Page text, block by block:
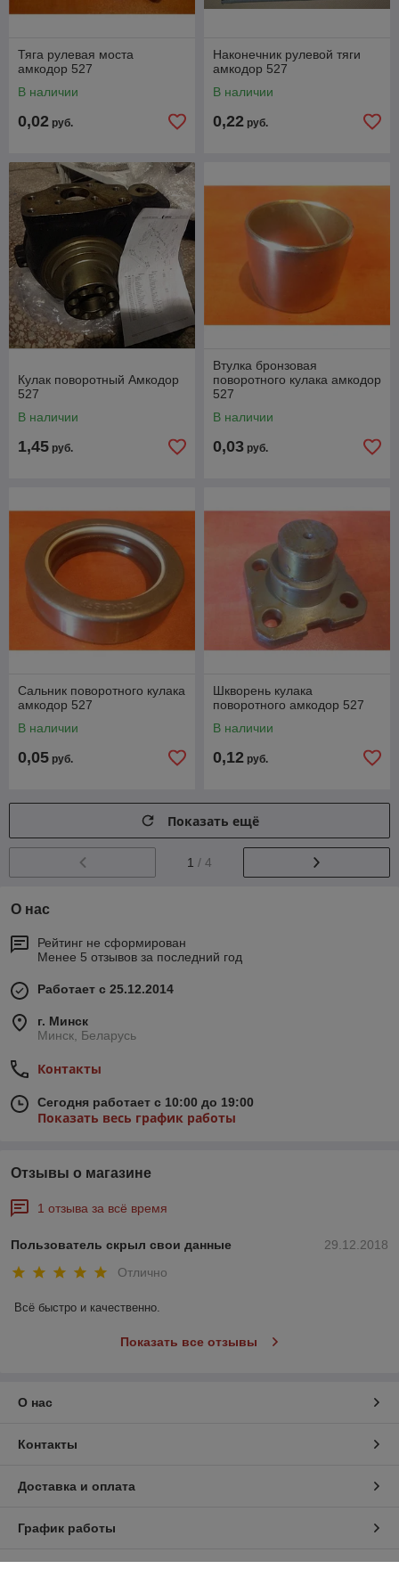
Тяга рулевая моста
амкодор 527
В наличии
0,02 руб.
Наконечник рулевой тяги
амкодор 527
В наличии
0,22 руб.
Кулак поворотный Амкодор
527
В наличии
1,45 руб.
Втулка бронзовая
поворотного кулака амкодор
527
В наличии
0,03 руб.
Сальник поворотного кулака
амкодор 527
В наличии
0,05 руб.
Шкворень кулака
поворотного амкодор 527
В наличии
0,12 руб.
Показать ещё
1 / 4
О нас
Рейтинг не сформирован
Менее 5 отзывов за последний год
Работает с 25.12.2014
г. Минск
Минск, Беларусь
Контакты
Сегодня работает с 10:00 до 19:00
Показать весь график работы
Отзывы о магазине
1 отзыва за всё время
29.12.2018
Пользователь скрыл свои данные
Отлично
Всё быстро и качественно.
Показать все отзывы
О нас
Контакты
Доставка и оплата
График работы